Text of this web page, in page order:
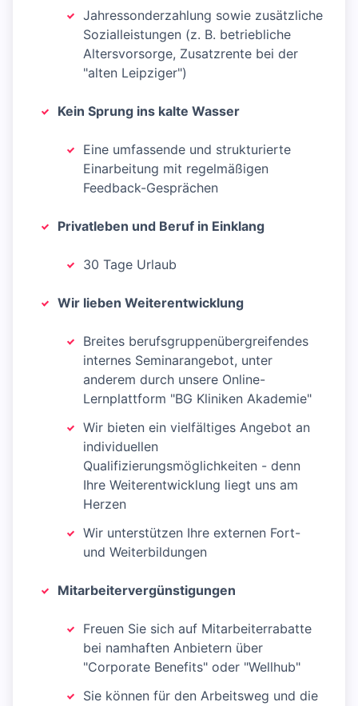
Jahressonderzahlung sowie zusätzliche
Sozialleistungen (z. B. betriebliche
Altersvorsorge, Zusatzrente bei der
"alten Leipziger")
Kein Sprung ins kalte Wasser
Eine umfassende und strukturierte
Einarbeitung mit regelmäßigen
Feedback-Gesprächen
Privatleben und Beruf in Einklang
30 Tage Urlaub
Wir lieben Weiterentwicklung
Breites berufsgruppenübergreifendes
internes Seminarangebot, unter
anderem durch unsere Online-
Lernplattform "BG Kliniken Akademie"
Wir bieten ein vielfältiges Angebot an
individuellen
Qualifizierungsmöglichkeiten - denn
Ihre Weiterentwicklung liegt uns am
Herzen
Wir unterstützen Ihre externen Fort-
und Weiterbildungen
Mitarbeitervergünstigungen
Freuen Sie sich auf Mitarbeiterrabatte
bei namhaften Anbietern über
"Corporate Benefits" oder "Wellhub"
Sie können für den Arbeitsweg und die